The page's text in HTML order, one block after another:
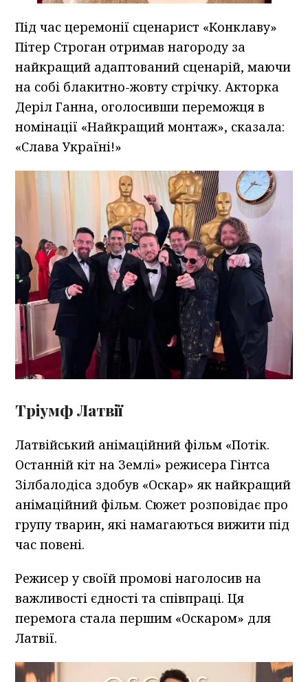
Під час церемонії сценарист «Конклаву»
Пітер Строган отримав нагороду за
найкращий адаптований сценарій, маючи
на собі блакитно-жовту стрічку. Акторка
Деріл Ганна, оголосивши переможця в
номінації «Найкращий монтаж», сказала:
«Слава Україні!»
Тріумф Латвії
Латвійський анімаційний фільм «Потік.
Останній кіт на Землі» режисера Гінтса
Зілбалодіса здобув «Оскар» як найкращий
анімаційний фільм. Сюжет розповідає про
групу тварин, які намагаються вижити під
час повені.
Режисер у своїй промові наголосив на
важливості єдності та співпраці. Ця
перемога стала першим «Оскаром» для
Латвії.